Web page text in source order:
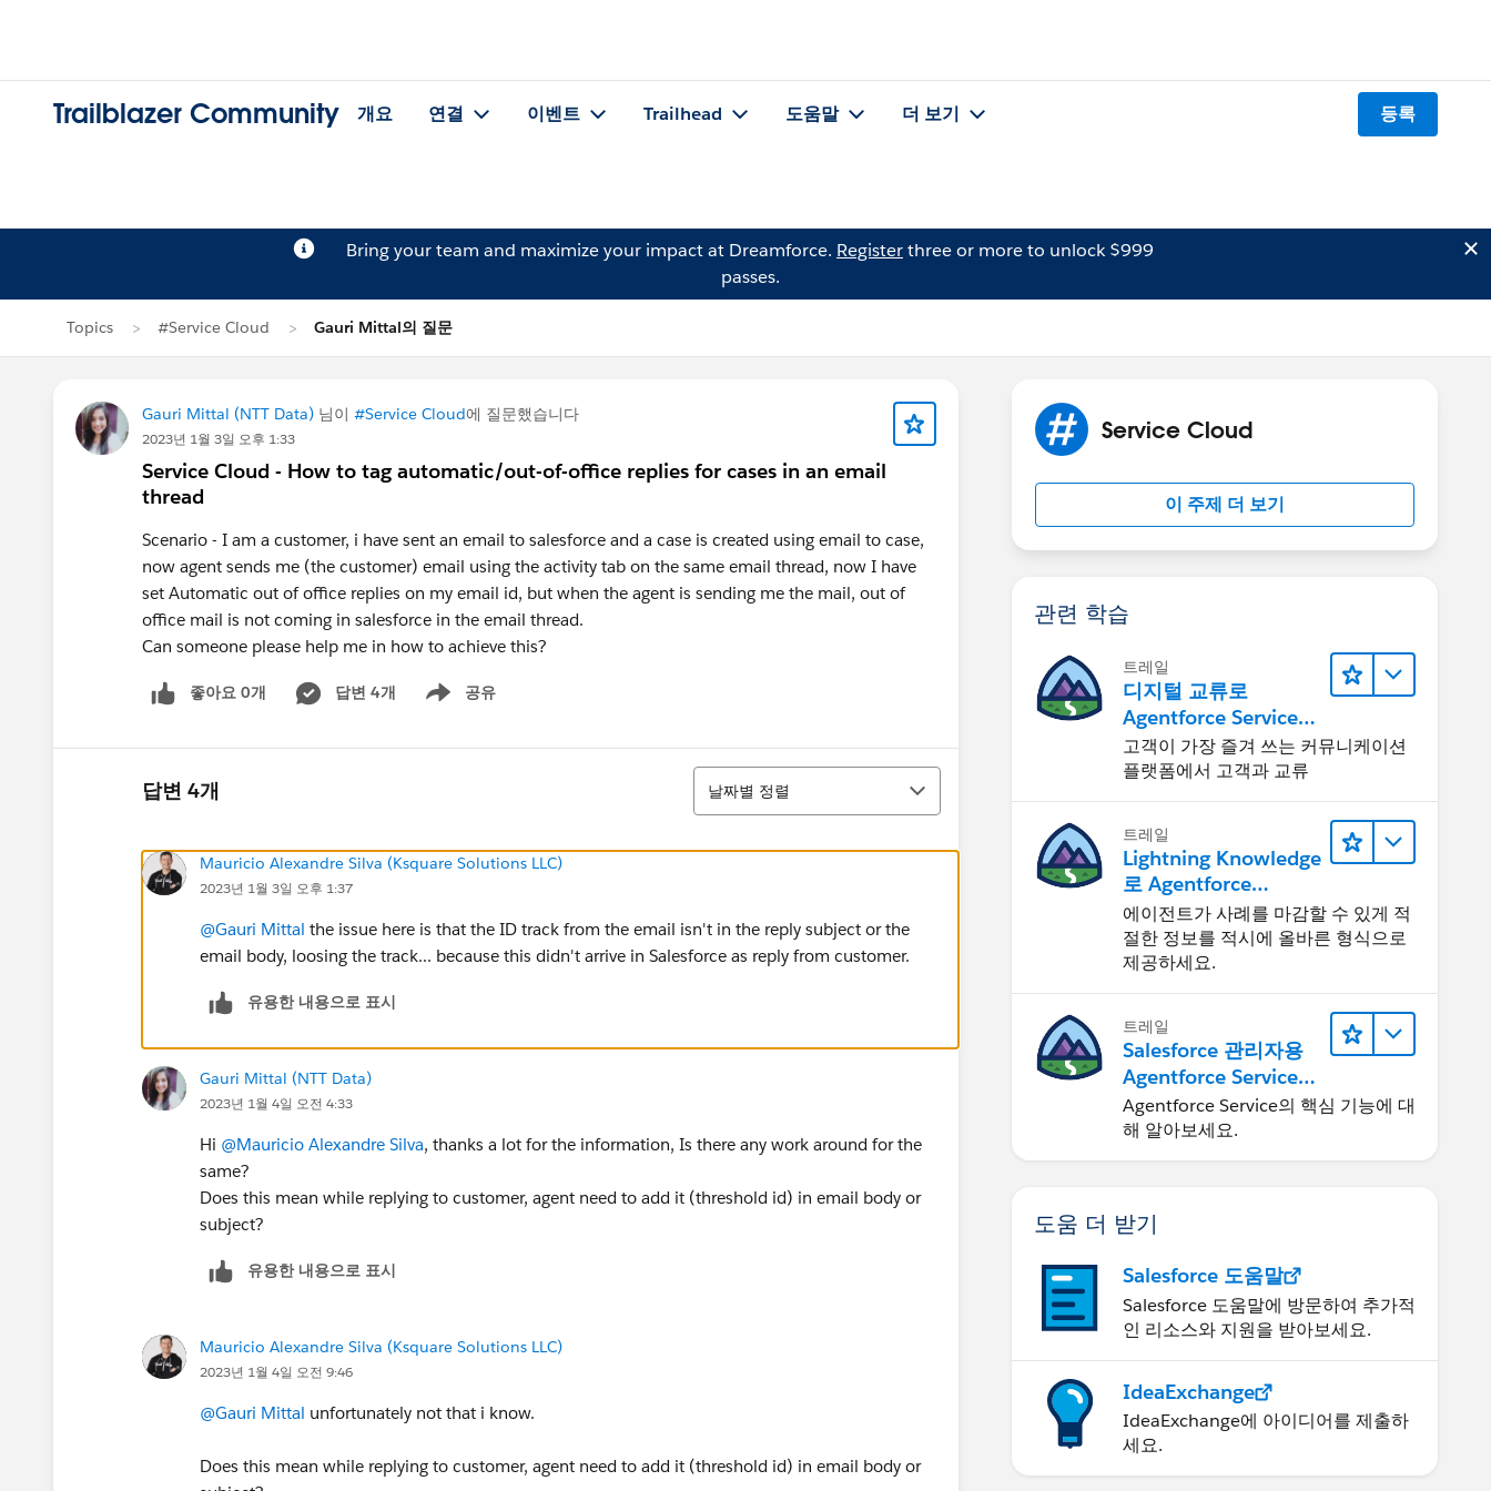
Trailblazer Community 개요 연결 이벤트 Trailhead 도움말 더 보기 등록
Bring your team and maximize your impact at Dreamforce. Registerthree or more to unlock $999
passes.
Topics #Service Cloud Gauri Mittal의 질문
Gauri Mittal (NTT Data) 님이 #Service Cloud에 질문했습니다
2023년 1월 3일 오후 1:33
Service Cloud - How to tag automatic/out-of-office replies for cases in an email
thread
Scenario - I am a customer, i have sent an email to salesforce and a case is created using email to case,
now agent sends me (the customer) email using the activity tab on the same email thread, now I have
set Automatic out of office replies on my email id, but when the agent is sending me the mail, out of
office mail is not coming in salesforce in the email thread.
Can someone please help me in how to achieve this?
좋아요 0개 답변 4개 공유
Show menu
답변 4개
정렬
날짜별 정렬
Mauricio Alexandre Silva (Ksquare Solutions LLC)
2023년 1월 3일 오후 1:37
@Gauri Mittal the issue here is that the ID track from the email isn't in the reply subject or the
email body, loosing the track... because this didn't arrive in Salesforce as reply from customer.
유용한 내용으로 표시
Gauri Mittal (NTT Data)
2023년 1월 4일 오전 4:33
Hi @Mauricio Alexandre Silva, thanks a lot for the information, Is there any work around for the
same?
Does this mean while replying to customer, agent need to add it (threshold id) in email body or
subject?
유용한 내용으로 표시
Mauricio Alexandre Silva (Ksquare Solutions LLC)
2023년 1월 4일 오전 9:46
@Gauri Mittal unfortunately not that i know.
Does this mean while replying to customer, agent need to add it (threshold id) in email body or
Service Cloud
이 주제 더 보기
관련 학습
트레일
디지털 교류로
Agentforce Service
확장
고객이 가장 즐겨 쓰는 커뮤니케이션
플랫폼에서 고객과 교류
트레일
Lightning Knowledge
로 Agentforce
Service 개선
에이전트가 사례를 마감할 수 있게 적
절한 정보를 적시에 올바른 형식으로
제공하세요.
트레일
Salesforce 관리자용
Agentforce Service
자세히 알아보기
Agentforce Service의 핵심 기능에 대
해 알아보세요.
도움 더 받기
Salesforce 도움말
Salesforce 도움말에 방문하여 추가적
인 리소스와 지원을 받아보세요.
IdeaExchange
IdeaExchange에 아이디어를 제출하
세요.